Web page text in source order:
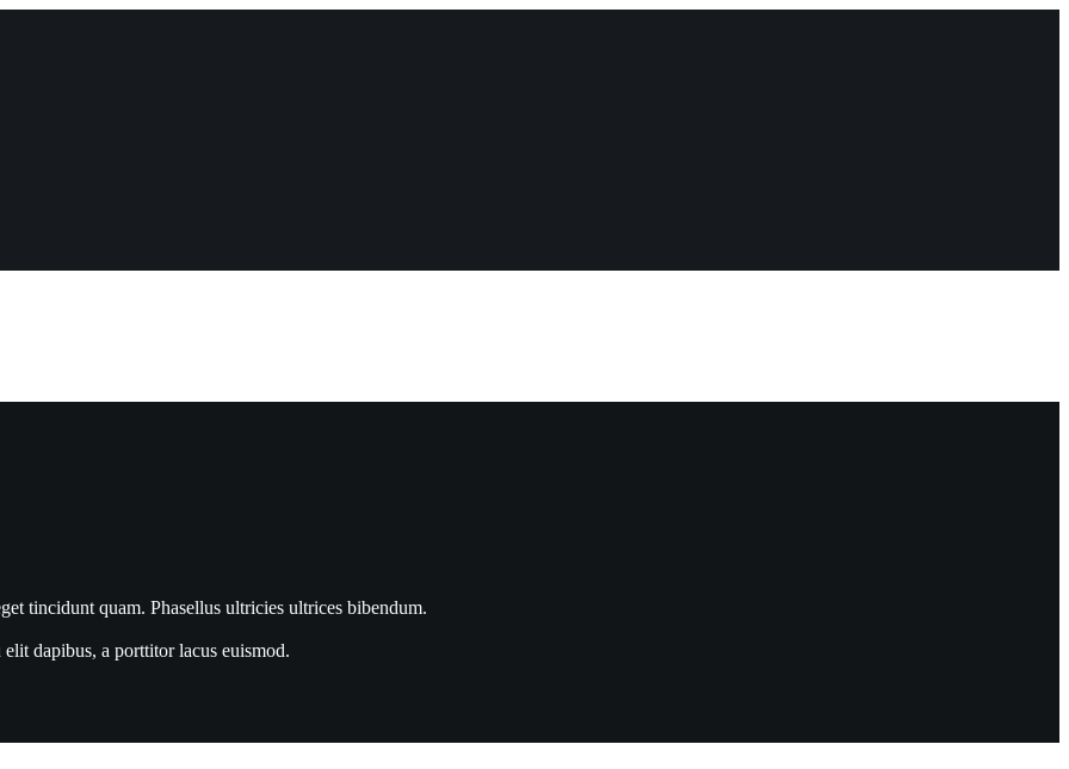
tincidunt quam. Phasellus ultricies ultrices bibendum.
dapibus, a porttitor lacus euismod.